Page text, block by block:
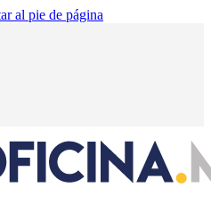
al pie de página